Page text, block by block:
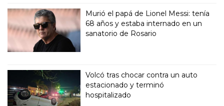
Murió el papá de Lionel Messi: tenía
68 años y estaba internado en un
sanatorio de Rosario
Volcó tras chocar contra un auto
estacionado y terminó
hospitalizado